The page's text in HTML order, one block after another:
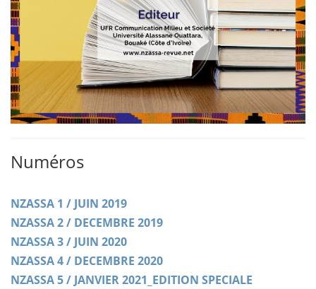
Numéros
NZASSA 1 / JUIN 2019
NZASSA 2 / DECEMBRE 2019
NZASSA 3 / JUIN 2020
NZASSA 4 / DECEMBRE 2020
NZASSA 5 / JANVIER 2021_EDITION SPECIALE